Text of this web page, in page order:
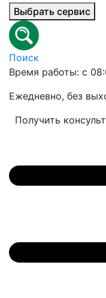
Выбрать сервис
Поиск
Время работы: с
Ежедневно, без
Получить